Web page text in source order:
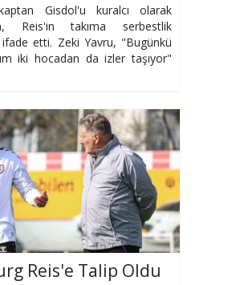
Gisdol'u kuralcı olarak
Reis'in takıma serbestlik
ifade etti. Zeki Yavru, "Bugünkü
iki hocadan da izler taşıyor"
Reis'e Talip Oldu